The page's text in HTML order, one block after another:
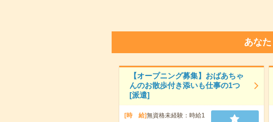
あなた
【オープニング募集】おばあちゃ
んのお散歩付き添いも仕事の1つ
[派遣]
[時 給]無資格未経験：時給1